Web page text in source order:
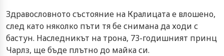
Здравословното състояние на Кралицата е влошено,
след като няколко пъти тя бе снимана да ходи с
бастун. Наследникът на трона, 73-годишният принц
Чарлз, ще бъде плътно до майка си.